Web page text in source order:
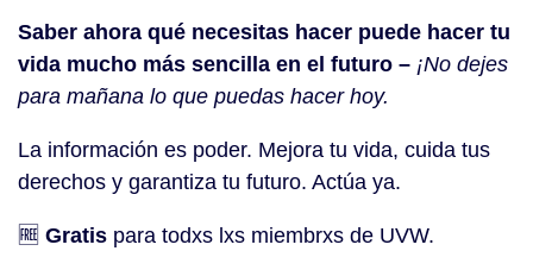
Saber ahora qué necesitas hacer puede hacer tu
vida mucho más sencilla en el futuro – ¡No dejes
para mañana lo que puedas hacer hoy.
La información es poder. Mejora tu vida, cuida tus
derechos y garantiza tu futuro. Actúa ya.
🆓 Gratis para todxs lxs miembrxs de UVW.